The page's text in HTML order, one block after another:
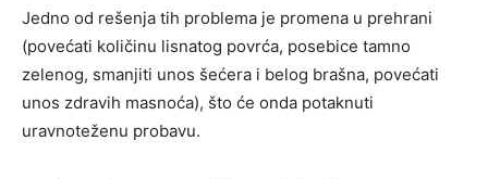
Jedno od rešenja tih problema je promena u prehrani
(povećati količinu lisnatog povrća, posebice tamno
zelenog, smanjiti unos šećera i belog brašna, povećati
unos zdravih masnoća), što će onda potaknuti
uravnoteženu probavu.